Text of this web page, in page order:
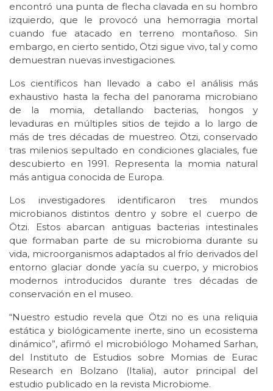
encontró una punta de flecha clavada en su hombro
izquierdo, que le provocó una hemorragia mortal
cuando fue atacado en terreno montañoso. Sin
embargo, en cierto sentido, Ötzi sigue vivo, tal y como
demuestran nuevas investigaciones.
Los científicos han llevado a cabo el análisis más
exhaustivo hasta la fecha del panorama microbiano
de la momia, detallando bacterias, hongos y
levaduras en múltiples sitios de tejido a lo largo de
más de tres décadas de muestreo. Ötzi, conservado
tras milenios sepultado en condiciones glaciales, fue
descubierto en 1991. Representa la momia natural
más antigua conocida de Europa.
Los investigadores identificaron tres mundos
microbianos distintos dentro y sobre el cuerpo de
Ötzi. Estos abarcan antiguas bacterias intestinales
que formaban parte de su microbioma durante su
vida, microorganismos adaptados al frío derivados del
entorno glaciar donde yacía su cuerpo, y microbios
modernos introducidos durante tres décadas de
conservación en el museo.
“Nuestro estudio revela que Ötzi no es una reliquia
estática y biológicamente inerte, sino un ecosistema
dinámico”, afirmó el microbiólogo Mohamed Sarhan,
del Instituto de Estudios sobre Momias de Eurac
Research en Bolzano (Italia), autor principal del
estudio publicado en la revista Microbiome.